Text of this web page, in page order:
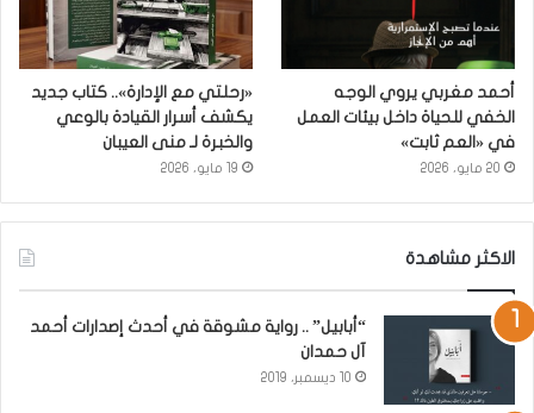
أحمد مغربي يروي الوجه
الخفي للحياة داخل بيئات العمل
في «العم ثابت»
20 مايو، 2026
«رحلتي مع الإدارة».. كتاب جديد
يكشف أسرار القيادة بالوعي
والخبرة لـ منى العيبان
19 مايو، 2026
الاكثر مشاهدة
“أبابيل” .. رواية مشوقة في أحدث إصدارات أحمد
آل حمدان
10 ديسمبر، 2019